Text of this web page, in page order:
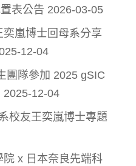
表公告 2026-03-05
嵐博士回母系分享
12-04
團隊參加 2025 gSIC
2025-12-04
校友王奕嵐博士專題
x 日本奈良先端科